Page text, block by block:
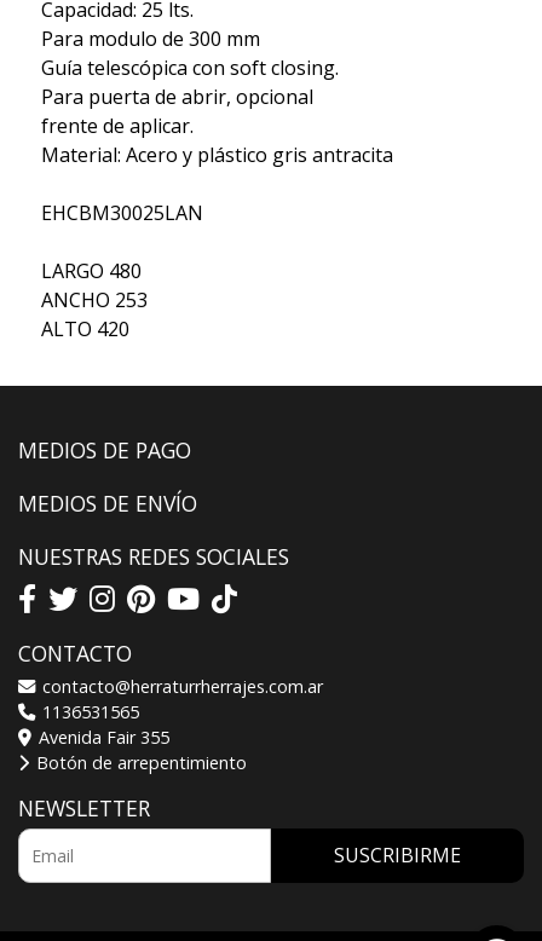
Capacidad: 25 lts.
Para modulo de 300 mm
Guía telescópica con soft closing.
Para puerta de abrir, opcional
frente de aplicar.
Material: Acero y plástico gris antracita
EHCBM30025LAN
LARGO 480
ANCHO 253
ALTO 420
MEDIOS DE PAGO
MEDIOS DE ENVÍO
NUESTRAS REDES SOCIALES
CONTACTO
contacto@herraturrherrajes.com.ar
1136531565
Avenida Fair 355
Botón de arrepentimiento
NEWSLETTER
SUSCRIBIRME